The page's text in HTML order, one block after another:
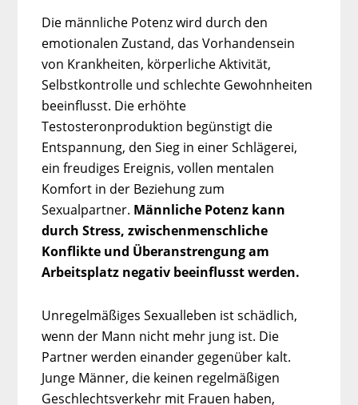
Die männliche Potenz wird durch den
emotionalen Zustand, das Vorhandensein
von Krankheiten, körperliche Aktivität,
Selbstkontrolle und schlechte Gewohnheiten
beeinflusst. Die erhöhte
Testosteronproduktion begünstigt die
Entspannung, den Sieg in einer Schlägerei,
ein freudiges Ereignis, vollen mentalen
Komfort in der Beziehung zum
Sexualpartner. Männliche Potenz kann
durch Stress, zwischenmenschliche
Konflikte und Überanstrengung am
Arbeitsplatz negativ beeinflusst werden.
Unregelmäßiges Sexualleben ist schädlich,
wenn der Mann nicht mehr jung ist. Die
Partner werden einander gegenüber kalt.
Junge Männer, die keinen regelmäßigen
Geschlechtsverkehr mit Frauen haben,